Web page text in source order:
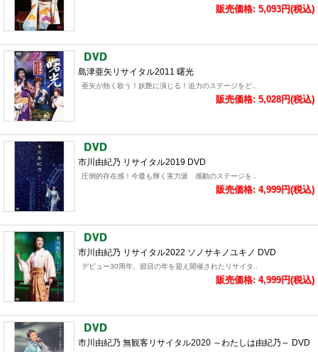
販売価格: 5,093円(税込)
島津亜矢リサイタル2011 曙光
亜矢が熱く歌う！妖艶に演じる！迫力のステージをど..
販売価格: 5,028円(税込)
市川由紀乃 リサイタル2019 DVD
圧倒的存在感！今最も輝く実力派 感動のステージを..
販売価格: 4,999円(税込)
市川由紀乃 リサイタル2022 ソノサキノユキノ DVD
デビュー30周年、節目の年を迎え開催されたリサイタ..
販売価格: 4,999円(税込)
市川由紀乃 無観客リサイタル2020 ～わたしは由紀乃～ DVD